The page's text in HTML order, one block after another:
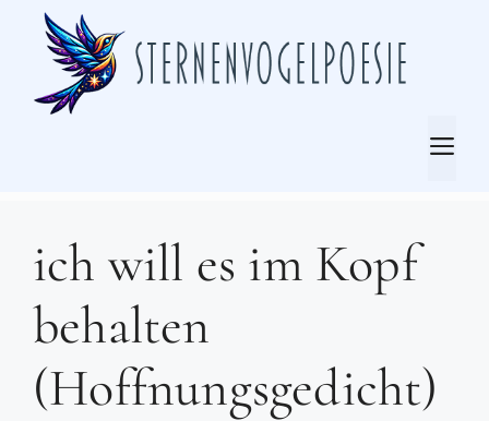
Zum
Inhalt
springen
ich will es im Kopf
behalten
(Hoffnungsgedicht)